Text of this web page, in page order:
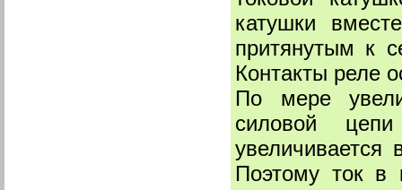
катушки
притянутым к
Контакты реле
По мере
силовой
увеличивается
Поэтому ток